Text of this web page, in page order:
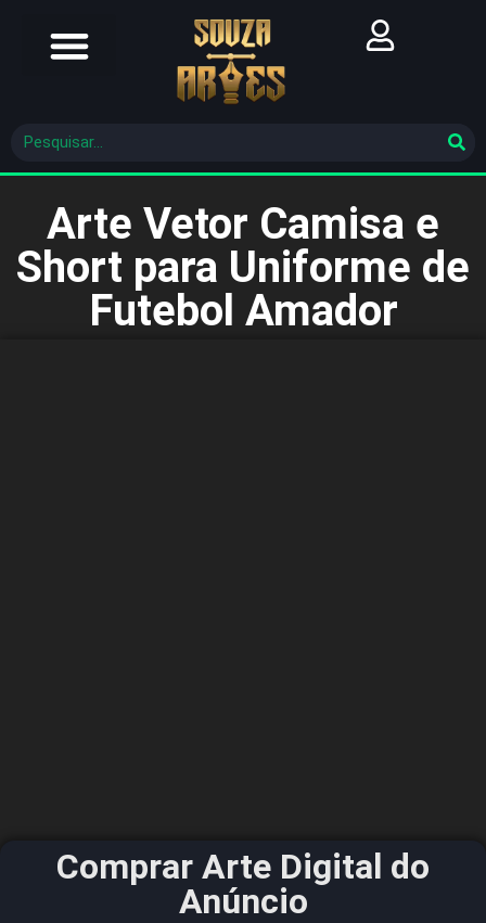
Arte Vetor Camisa e
Short para Uniforme de
Futebol Amador
Comprar Arte Digital do
Anúncio